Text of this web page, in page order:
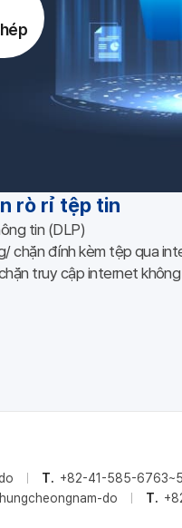
rò rỉ tệp tin
tin (DLP)
chặn đính kèm tệp qua
truy cập internet
T. +82-41-585-6763~5
do T.